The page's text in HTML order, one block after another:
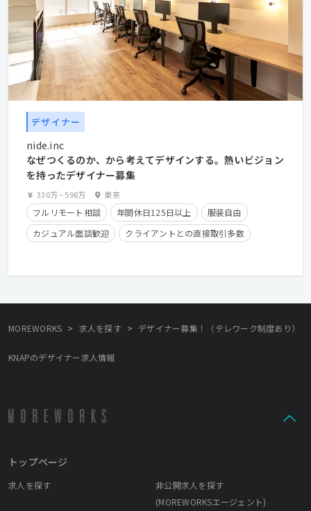
デザイナー
nide.inc
なぜつくるのか、から考えてデザインする。熱いビジョン
を持ったデザイナー募集
330万~598万 東京
フルリモート相談 年間休日125日以上
服装自由
カジュアル面談歓迎
クライアントとの直接取引多数
学歴不問
経験者優遇
MOREWORKS > 求人を探す > デザイナー募集！（テレワーク制度あり）
KNAPのデザイナー求人情報
トップページ
求人を探す
非公開求人を探す
(MOREWORKSエージェント)